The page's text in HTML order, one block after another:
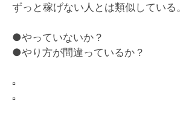
ずっと稼げない人とは類似している。
●やっていないか？
●やり方が間違っているか？
▫️
▫️